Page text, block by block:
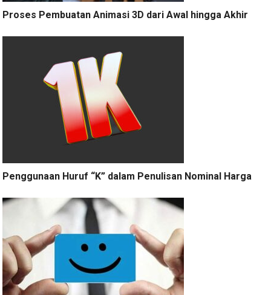
Proses Pembuatan Animasi 3D dari Awal hingga Akhir
Penggunaan Huruf “K” dalam Penulisan Nominal Harga